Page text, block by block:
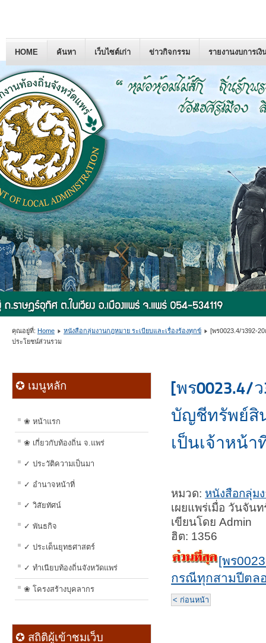
HOME ค้นหา เว็บไซต์เก่า ข่าวกิจกรรม รายงานงบการเงิ
คุณอยู่ที่: Home หนังสือกลุ่มงานกฎหมาย ระเบียบและเรื่องร้องทุกข์
[พร0023.4/ว392-
ประโยชน์ส่วนรวม
✪ เมนูหลัก
❀ หน้าแรก
❀ เกี่ยวกับท้องถิ่น จ.แพร่
✓ ประวัติความเป็นมา
✓ อำนาจหน้าที่
✓ วิสัยทัศน์
✓ พันธกิจ
✓ ประเด็นยุทธศาสตร์
✓ ทำเนียบท้องถิ่นจังหวัดแพร่
❀ โครงสร้างบุคลากร
✪ สถิติผู้เข้าชมเว็บ
[พร0023.4/
บัญชีทรัพย์สิ
เป็นเจ้าหน้า
หมวด: หนังสือกลุ่ม
เผยแพร่เมื่อ วันจัน
เขียนโดย Admin
ฮิต: 1356
[พร
กรณีทุกสามปีตลอ
< ก่อนหน้า